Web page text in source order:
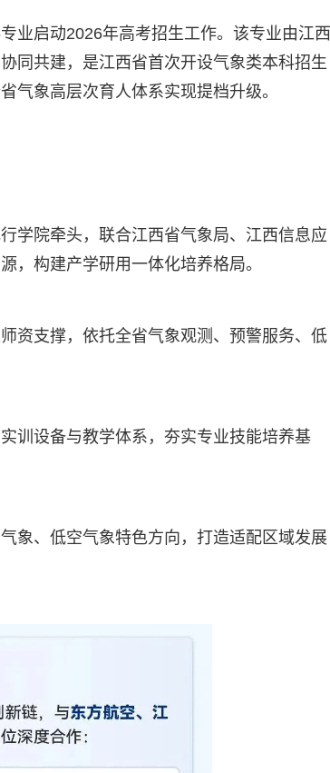
业启动2026年高考招生工作。该专业由江西
同共建，是江西省首次开设气象类本科招生
气象高层次育人体系实现提档升级。
学院牵头，联合江西省气象局、江西信息应
，构建产学研用一体化培养格局。
资支撑，依托全省气象观测、预警服务、低
训设备与教学体系，夯实专业技能培养基
象、低空气象特色方向，打造适配区域发展